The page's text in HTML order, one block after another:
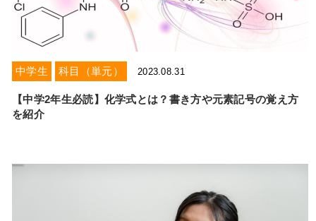
中学生 科目（単元） 2023.08.31
【中学2年生必読】化学式とは？書き方や元素記号の覚え方
を紹介